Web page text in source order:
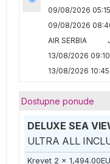
09/08/2026 05:15
09/08/2026
AIR SERBIA
13/08/2026 09:10
13/08/2026 10:45
Dostupne ponude
DELUXE SEA
ULTRA ALL
Krevet 2 x 1,494.00